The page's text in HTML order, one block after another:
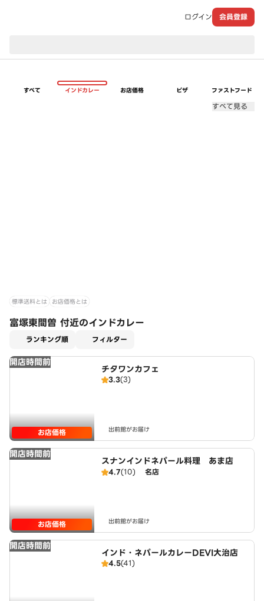
ログイン 会員登録
すべて インドカレー お店価格 ピザ ファストフード
すべて見る
標準送料とは お店価格とは
富塚東間曽 付近のインドカレー
ランキング順 フィルター
開店時間前
お店価格
チタワンカフェ
3.3(3)
出前館がお届け
開店時間前
お店価格
スナンインドネパール料理 あま店
4.7(10) 名店
出前館がお届け
開店時間前
インド・ネパールカレーDEVI大治店
4.5(41)